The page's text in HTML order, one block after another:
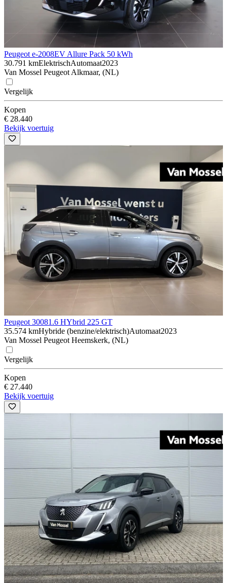
Peugeot e-2008EV Allure Pack 50 kWh
30.791 kmElektrischAutomaat2023
Van Mossel Peugeot Alkmaar, (NL)
Vergelijk
Kopen
€ 28.440
Bekijk voertuig
Peugeot 30081.6 HYbrid 225 GT
35.574 kmHybride (benzine/elektrisch)Automaat2023
Van Mossel Peugeot Heemskerk, (NL)
Vergelijk
Kopen
€ 27.440
Bekijk voertuig